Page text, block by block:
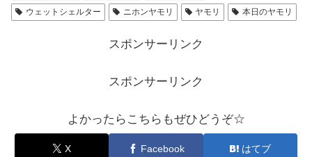
ウェットシェルター ニホンヤモリ ヤモリ 本日のヤモリ
スポンサーリンク
スポンサーリンク
よかったらこちらもぜひどうぞ☆
X Facebook はてブ